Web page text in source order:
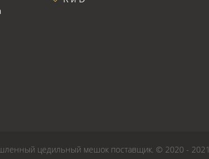
цедильный мешок поставщик. © 2020 - 2021